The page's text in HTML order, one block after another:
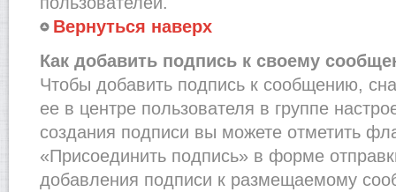
Вернуться наверх
Как добавить подпись к своему
Чтобы добавить подпись к сообщению,
ее в центре пользователя в группе
создания подписи вы можете отметить
«Присоединить подпись» в форме
добавления подписи к размещаемому